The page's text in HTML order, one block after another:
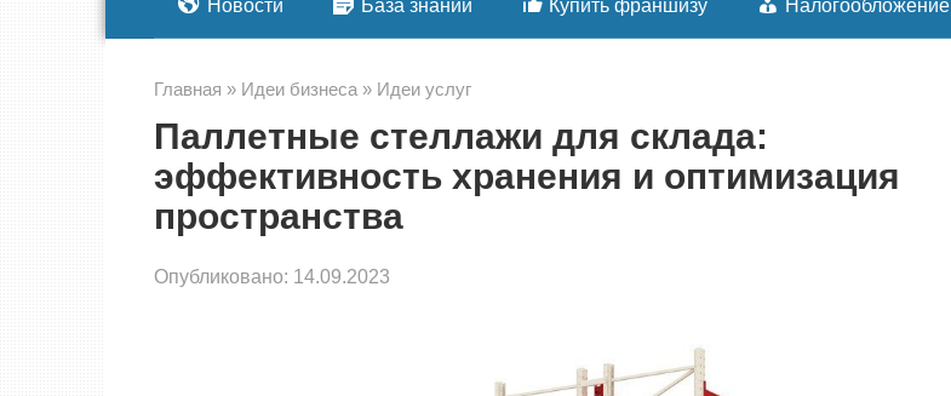
Новости База знаний Купить франшизу Налогообложение
Главная » Идеи бизнеса » Идеи услуг
Паллетные стеллажи для склада:
эффективность хранения и оптимизация
пространства
Опубликовано: 14.09.2023